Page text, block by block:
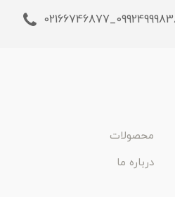
محصولات
درباره ما